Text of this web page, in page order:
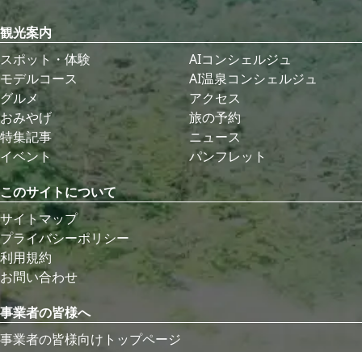
観光案内
スポット・体験
モデルコース
グルメ
おみやげ
特集記事
イベント
AIコンシェルジュ
AI温泉コンシェルジュ
アクセス
旅の予約
ニュース
パンフレット
このサイトについて
サイトマップ
プライバシーポリシー
利用規約
お問い合わせ
事業者の皆様へ
事業者の皆様向けトップページ